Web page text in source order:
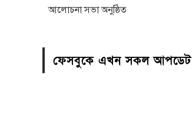
আলোচনা সভা অনুষ্ঠিত
ফেসবুকে এখন সকল আপডেট